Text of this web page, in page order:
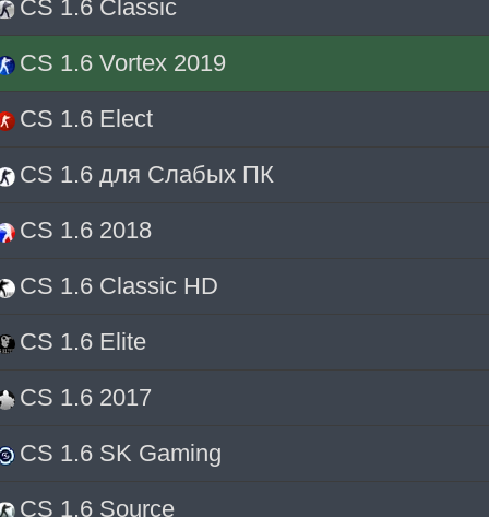
CS 1.6 Classic
CS 1.6 Vortex 2019
CS 1.6 Elect
CS 1.6 для Слабых ПК
CS 1.6 2018
CS 1.6 Classic HD
CS 1.6 Elite
CS 1.6 2017
CS 1.6 SK Gaming
CS 1.6 Source